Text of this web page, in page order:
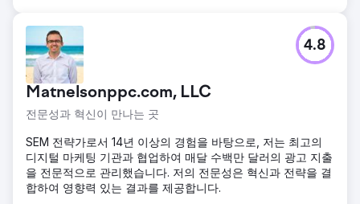
Matnelsonppc.com, LLC
전문성과 혁신이 만나는 곳
4.8
SEM 전략가로서 14년 이상의 경험을 바탕으로, 저는 최고의
디지털 마케팅 기관과 협업하여 매달 수백만 달러의 광고 지출
을 전문적으로 관리했습니다. 저의 전문성은 혁신과 전략을 결
합하여 영향력 있는 결과를 제공합니다.